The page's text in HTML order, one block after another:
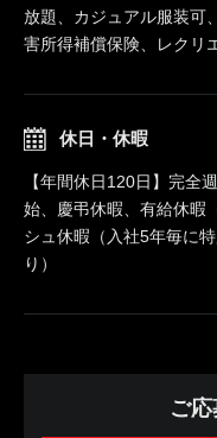
放題、カジュアル服装可
害所得補償保険、レクリ
休日・休暇
【年間休日120日】完全
始、慶弔休暇、有給休暇
シュ休暇（入社5年毎に
り）
ご